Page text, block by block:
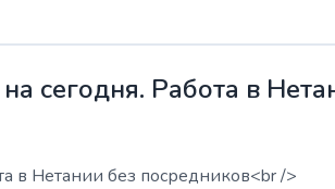
сегодня. Работа в
в Нетании без посредников<br />